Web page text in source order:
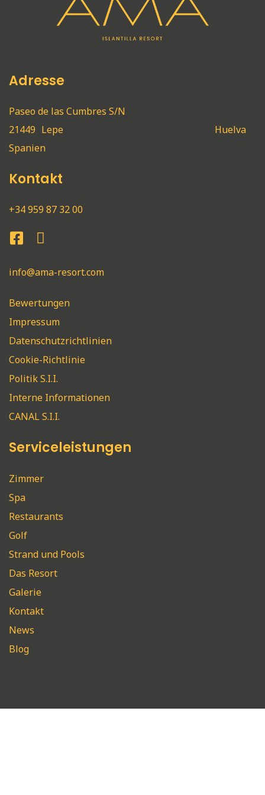
Adresse
Paseo de las Cumbres S/N
21449 Lepe
Huelva
Spanien
Kontakt
+34 959 87 32 00
info@ama-resort.com
Bewertungen
Impressum
Datenschutzrichtlinien
Cookie-Richtlinie
Politik S.I.I.
Interne Informationen
CANAL S.I.I.
Serviceleistungen
Zimmer
Spa
Restaurants
Golf
Strand und Pools
Das Resort
Galerie
Kontakt
News
Blog